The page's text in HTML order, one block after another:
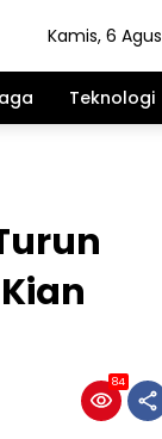
Kamis, 6
Teknologi
84